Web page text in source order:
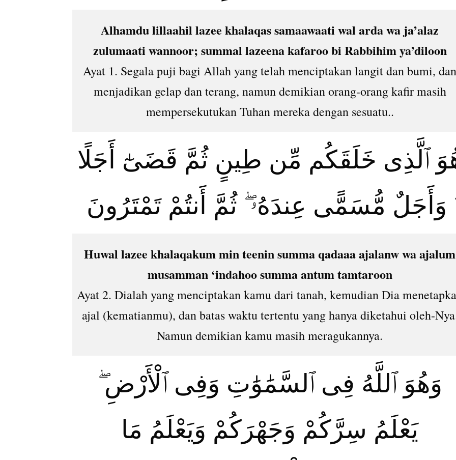
Alhamdu lillaahil lazee khalaqas samaawaati wal arda wa ja’alaz
zulumaati wannoor; summal lazeena kafaroo bi Rabbihim ya’diloon
Ayat 1. Segala puji bagi Allah yang telah menciptakan langit dan bumi,
menjadikan gelap dan terang, namun demikian orang-orang kafir masih
mempersekutukan Tuhan mereka dengan sesuatu..
ٱلَّذِى خَلَقَكُم مِّن طِينٍ ثُمَّ قَضَىٰٓ أَجَلًا
ۖ وَأَجَلٌ مُّسَمًّى عِندَهُۥ ۖ ثُمَّ أَنتُمْ تَمْتَرُونَ
Huwal lazee khalaqakum min teenin summa qadaaa ajalanw wa ajalum
musamman ‘indahoo summa antum tamtaroon
Ayat 2. Dialah yang menciptakan kamu dari tanah, kemudian Dia
ajal (kematianmu), dan batas waktu tertentu yang hanya diketahui oleh-
Namun demikian kamu masih meragukannya.
وَهُوَ ٱللَّهُ فِى ٱلسَّمَٰوَٰتِ وَفِى ٱلْأَرْضِ ۖ
يَعْلَمُ سِرَّكُمْ وَجَهْرَكُمْ وَيَعْلَمُ مَا